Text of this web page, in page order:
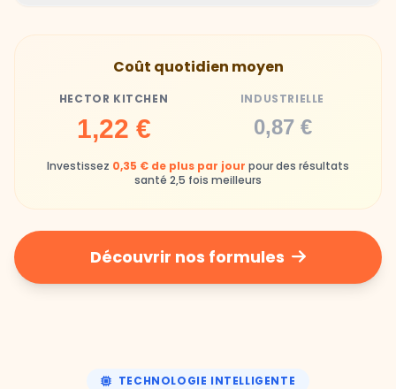
Industrielle
chimiques
Industrielle
Repas souvent boudés ou mangés sans plaisir
Coût quotidien moyen
HECTOR KITCHEN
1,22 €
INDUSTRIELLE
0,87 €
Investissez 0,35 € de plus par jour pour des résultats
santé 2,5 fois meilleurs
Découvrir nos formules
TECHNOLOGIE INTELLIGENTE